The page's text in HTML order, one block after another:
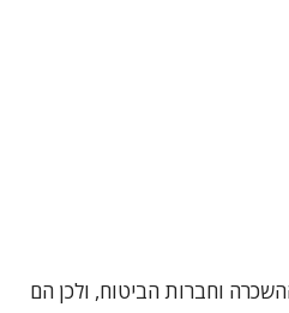
ההשכרה וחברות הביטוח, ולכן הם